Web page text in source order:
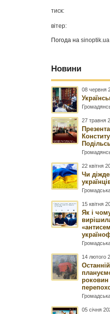
тиск:
вітер:
Погода наsinoptik.ua
Новини
08 червня
27 травня
22 квітня
Чи
15 квітня
Як і
14 лютого
роковин
05 січня